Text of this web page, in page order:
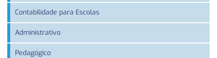
Contabilidade para Escolas
Administrativo
Pedagógico